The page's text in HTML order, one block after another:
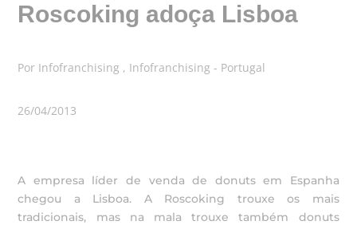
Roscoking adoça Lisboa
Por Infofranchising , Infofranchising - Portugal
26/04/2013
A empresa líder de venda de donuts em Espanha
chegou a Lisboa. A Roscoking trouxe os mais
tradicionais, mas na mala trouxe também donuts